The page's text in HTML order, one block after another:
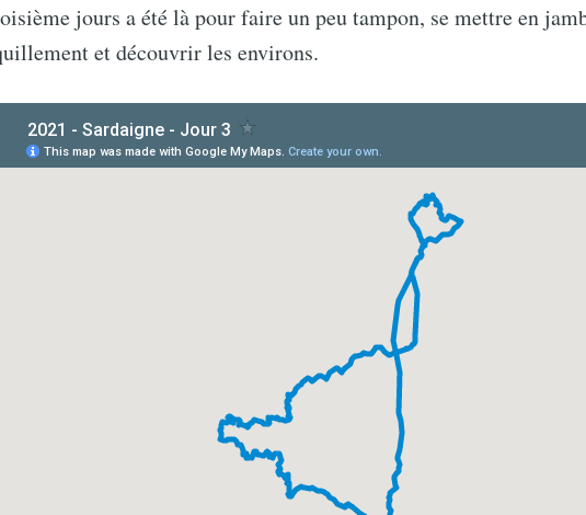
jours a été là pour faire un peu tampon, se mettre en
et découvrir les environs.